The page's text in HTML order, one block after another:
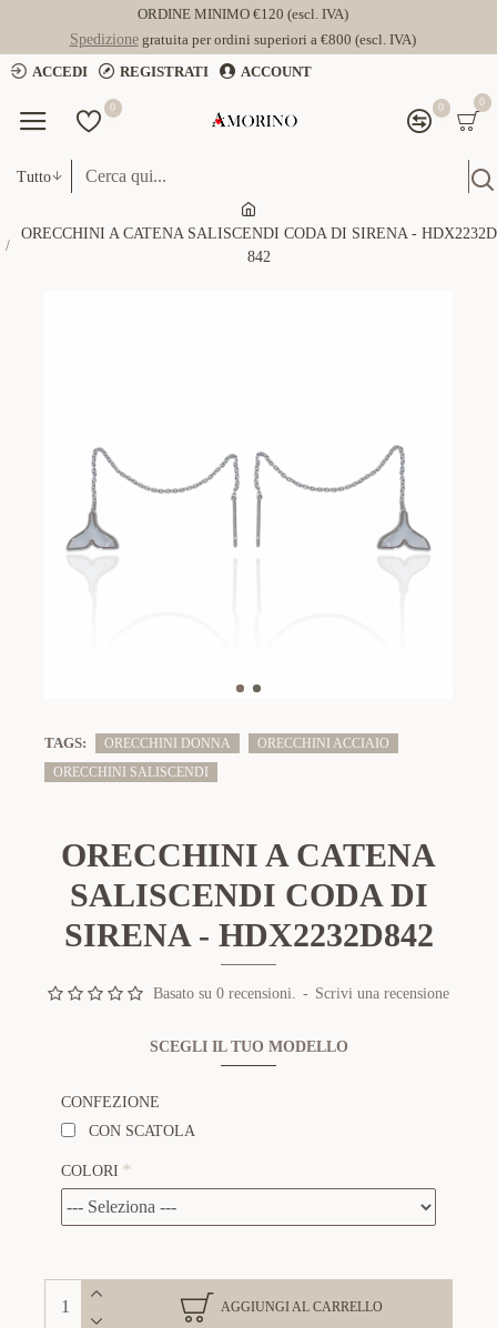
ORDINE MINIMO €120 (escl. IVA)
Spedizionegratuita per ordini superiori a €800 (escl. IVA)
ACCEDI
REGISTRATI ACCOUNT
0 0 0
Tutto
ORECCHINI A CATENA SALISCENDI CODA DI SIRENA - HDX2232D
842
TAGS: ORECCHINI DONNA
ORECCHINI ACCIAIO
ORECCHINI SALISCENDI
ORECCHINI A CATENA
SALISCENDI CODA DI
SIRENA - HDX2232D842
Basato su 0 recensioni. - Scrivi una recensione
SCEGLI IL TUO MODELLO
CONFEZIONE
CON SCATOLA
COLORI
AGGIUNGI AL CARRELLO